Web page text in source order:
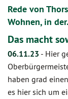
Rede von
Wohnen, in
Das macht
06.11.23 - Hier
haben grad
es hier sich um